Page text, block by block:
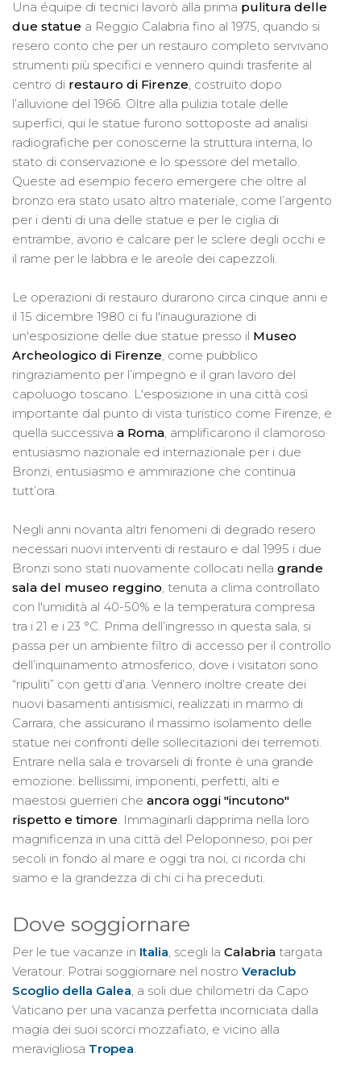
Una équipe di tecnici lavorò alla prima pulitura delle
due statue a Reggio Calabria fino al 1975, quando si
resero conto che per un restauro completo servivano
strumenti più specifici e vennero quindi trasferite al
centro di restauro di Firenze , costruito dopo
l’alluvione del 1966. Oltre alla pulizia totale delle
superfici, qui le statue furono sottoposte ad analisi
radiografiche per conoscerne la struttura interna, lo
stato di conservazione e lo spessore del metallo.
Queste ad esempio fecero emergere che oltre al
bronzo era stato usato altro materiale, come l’argento
per i denti di una delle statue e per le ciglia di
entrambe, avorio e calcare per le sclere degli occhi e
il rame per le labbra e le areole dei capezzoli.
Le operazioni di restauro durarono circa cinque anni e
il 15 dicembre 1980 ci fu l'inaugurazione di
un'esposizione delle due statue presso il Museo
Archeologico di Firenze , come pubblico
ringraziamento per l’impegno e il gran lavoro del
capoluogo toscano. L'esposizione in una città così
importante dal punto di vista turistico come Firenze, e
quella successiva a Roma , amplificarono il clamoroso
entusiasmo nazionale ed internazionale per i due
Bronzi, entusiasmo e ammirazione che continua
tutt’ora.
Negli anni novanta altri fenomeni di degrado resero
necessari nuovi interventi di restauro e dal 1995 i due
Bronzi sono stati nuovamente collocati nella grande
sala del museo reggino , tenuta a clima controllato
con l'umidità al 40-50% e la temperatura compresa
tra i 21 e i 23 °C. Prima dell’ingresso in questa sala, si
passa per un ambiente filtro di accesso per il controllo
dell’inquinamento atmosferico, dove i visitatori sono
“ripuliti” con getti d’aria. Vennero inoltre create dei
nuovi basamenti antisismici, realizzati in marmo di
Carrara, che assicurano il massimo isolamento delle
statue nei confronti delle sollecitazioni dei terremoti.
Entrare nella sala e trovarseli di fronte è una grande
emozione: bellissimi, imponenti, perfetti, alti e
maestosi guerrieri che ancora oggi "incutono"
rispetto e timore . Immaginarli dapprima nella loro
magnificenza in una città del Peloponneso, poi per
secoli in fondo al mare e oggi tra noi, ci ricorda chi
siamo e la grandezza di chi ci ha preceduti.
Dove soggiornare
Per le tue vacanze in Italia , scegli la Calabria targata
Veratour. Potrai soggiornare nel nostro Veraclub
Scoglio della Galea , a soli due chilometri da Capo
Vaticano per una vacanza perfetta incorniciata dalla
magia dei suoi scorci mozzafiato, e vicino alla
meravigliosa Tropea